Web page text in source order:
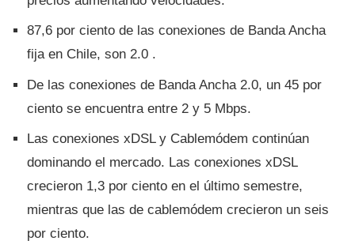
87,6 por ciento de las conexiones de Banda Ancha
fija en Chile, son 2.0 .
De las conexiones de Banda Ancha 2.0, un 45 por
ciento se encuentra entre 2 y 5 Mbps.
Las conexiones xDSL y Cablemódem continúan
dominando el mercado. Las conexiones xDSL
crecieron 1,3 por ciento en el último semestre,
mientras que las de cablemódem crecieron un seis
por ciento.